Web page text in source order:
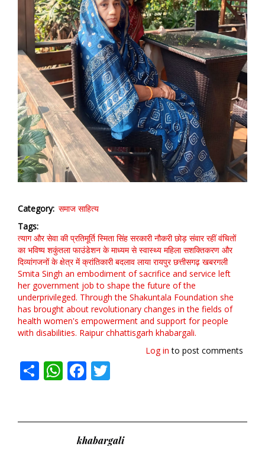
Category समाज साहित्य
Tags
त्याग और सेवा की प्रतिमूर्ति स्मिता सिंह सरकारी नौकरी छोड़ संवार रहीं वंचितों
का भविष्य शकुंतला फाउंडेशन के माध्यम से स्वास्थ्य महिला सशक्तिकरण और
दिव्यांगजनों के क्षेत्र में क्रांतिकारी बदलाव लाया रायपुर छत्तीसगढ़ खबरगली
Smita Singh an embodiment of sacrifice and service left
her government job to shape the future of the
underprivileged. Through the Shakuntala Foundation she
has brought about revolutionary changes in the fields of
health women's empowerment and support for people
with disabilities. Raipur chhattisgarh khabargali.
Log in to post comments
ShareWhatsApp
Facebook
khabargali